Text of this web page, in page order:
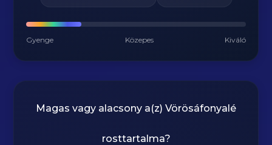
Gyenge Közepes Kiváló
Magas vagy alacsony a(z) Vörösáfonyalé
rosttartalma?